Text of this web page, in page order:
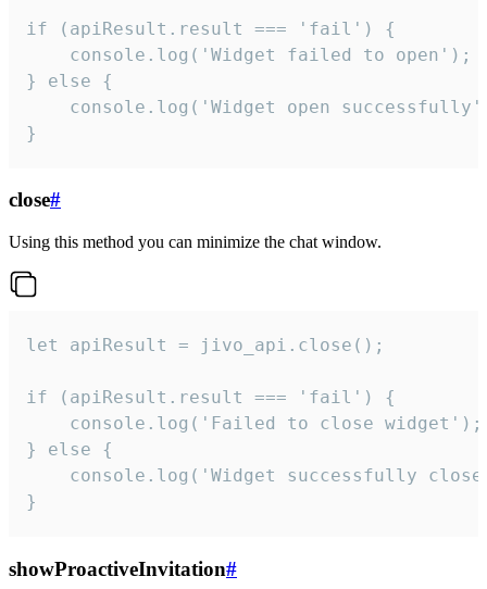
if (apiResult.result === 'fail') {
    console.log('Widget failed to open');
} else {
console.log('Widget open
}
close#
Using this method you can minimize the chat window.
let apiResult = jivo_api.close();
if (apiResult.result === 'fail') {
    console.log('Failed to close widget');
} else {
console.log('Widget successfully
}
showProactiveInvitation#